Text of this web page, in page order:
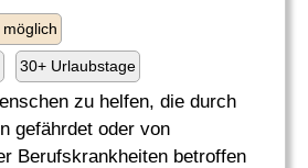
30+ Urlaubstage
zu helfen, die durch
gefährdet oder von
Berufskrankheiten betroffen